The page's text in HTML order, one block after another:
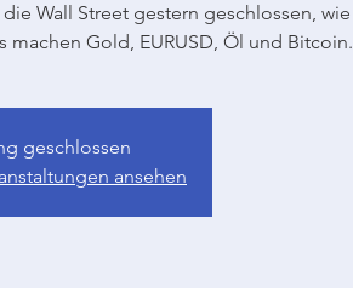
Wall Street gestern geschlossen, wie
Gold, EURUSD, Öl und Bitcoin.
geschlossen
ansehen